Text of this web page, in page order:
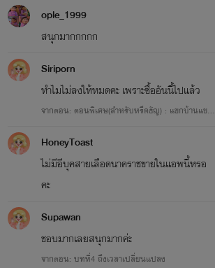
ople_1999
สนุกมากกกกก
Siriporn
ทำไมไม่ลงให้หมดคะ เพราะซื้ออันนี้ไปแล้ว
จากตอน: ตอนพิเศษ(สำหรับหรีดธัญ) : แขกบ้านแขกเ
HoneyToast
ไม่มีอีบุคสายเลือดนาคราชขายในแอพนี้หรอ
คะ
Supawan
ชอบมากเลยสนุกมากค่ะ
จากตอน: บทที่4 ถึงเวลาเปลี่ยนแปลง